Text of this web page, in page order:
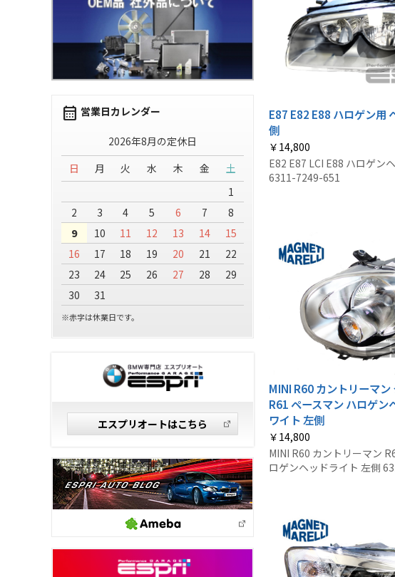
calendar_month 営業日カレンダー
2026年8月の定休日
日
月 火 水 木 金
土
1
2
3 4 5 6 7
8
9
10 11 12 13 14
15
16
17 18 19 20 21
22
23
24 25 26 27 28
29
30
31
※赤字は休業日です。
エスプリオートはこちら
E87 E82 E88 ハロゲン用
側
￥14,800
E82 E87 LCI E88 ハロゲン
6311-7249-651
MINI R60 カントリーマン
R61 ペースマン ハロゲン
ワイト 左側
￥14,800
MINI R60 カントリーマン
ロゲンヘッドライト 左側